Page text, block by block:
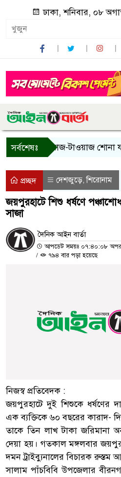
ঢাকা, শনিবার, ০৮
সর্বশেষঃ
শুধু আওয়াজ-টাওয়াজ শোনা যায়:
প্রচ্ছদ দেশজুড়ে,শিরোনাম
জয়পুরহাটে শিশু ধর্ষণে
সাজা
দৈনিক আইন বার্তা
আপডেট সময়ঃ ০৭:৪০:০৮
/
৭৯৪ বার পড়া হয়েছে
নিজস্ব প্রতিবেদক :
জয়পুরহাটে দুই শিশুকে ধর্ষণের
এক ব্যক্তিকে ৬০ বছরের কারাদ-
তাকে তিন লাখ টাকা জরিমানা
দেয়া হয়। গতকাল মঙ্গলবার
দমন ট্রাইব্যুনালের বিচারক রুস্তম
সালাম পাঁচবিবি উপজেলার